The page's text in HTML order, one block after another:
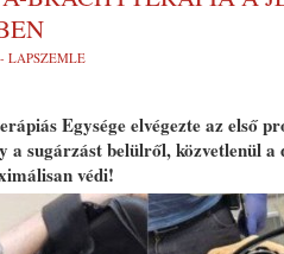
LAPSZEMLE
Egysége elvégezte az első
sugárzást belülről, közvetlenül
védi!